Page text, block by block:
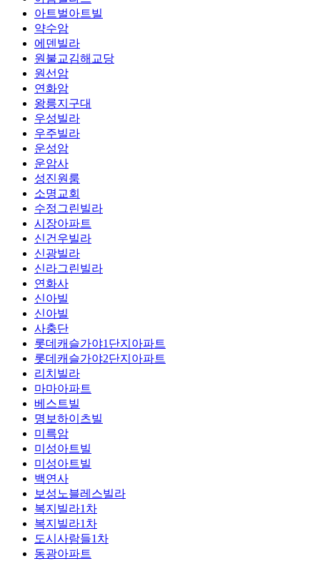
아트벌아트빌
약수암
에덴빌라
원불교김해교당
원선암
연화암
왕릉지구대
우성빌라
우주빌라
운성암
운암사
성진원룸
소명교회
수정그린빌라
시장아파트
신건우빌라
신광빌라
신라그린빌라
연화사
신아빌
신아빌
사충단
롯데캐슬가야1단지아파트
롯데캐슬가야2단지아파트
리치빌라
마마아파트
베스트빌
명보하이츠빌
미륵암
미성아트빌
미성아트빌
백연사
보성노블레스빌라
복지빌라1차
복지빌라1차
도시사람들1차
동광아파트